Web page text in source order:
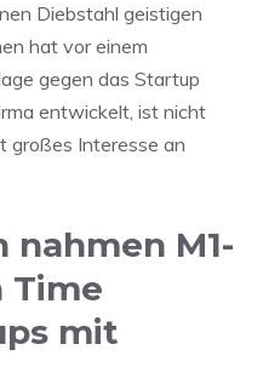
Diebstahl geistigen
hat vor einem
gegen das Startup
entwickelt, ist nicht
großes Interesse an
nahmen M1-
Time
mit